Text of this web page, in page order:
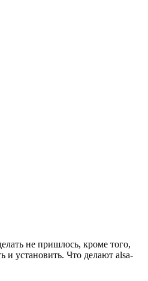
не пришлось, кроме того,
и установить. Что делают alsa-